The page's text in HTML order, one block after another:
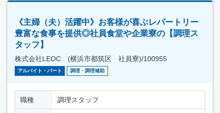
《主婦（夫）活躍中》お客様が喜ぶレパートリー
豊富な食事を提供◎社員食堂や企業寮の【調理ス
タッフ】
株式会社LEOC (横浜市都筑区 社員寮)/100955
アルバイト・パート 調理・調理補助
職種 調理スタッフ